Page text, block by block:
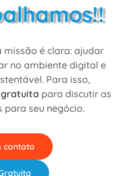
missão é clara: ajudar
no ambiente digital e
Para isso,
para discutir as
para seu negócio.
contato